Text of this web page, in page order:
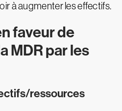
à augmenter les effectifs.
faveur de
MDR par les
ressources